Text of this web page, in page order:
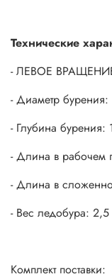
Технические
- ЛЕВОЕ
- Диаметр
- Глубина
- Длина в
- Длина в
- Вес ледобура:
Комплект поставки: